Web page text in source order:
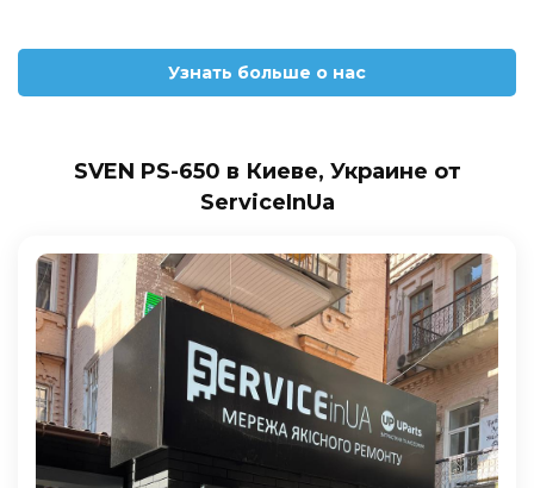
Узнать больше о нас
SVEN PS-650 в Киеве, Украине от
ServiceInUa